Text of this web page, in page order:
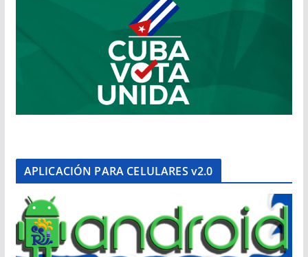
APLICACIÓN PARA CELULARES v2.0